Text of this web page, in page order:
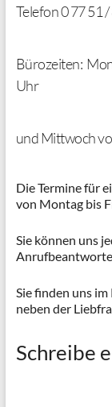
Telefon 0 77 51 /
Bürozeiten:
Uhr
und Mittwoch
Die Termine für
von Montag bis
Sie können uns
Sie finden uns
neben der
Schreibe